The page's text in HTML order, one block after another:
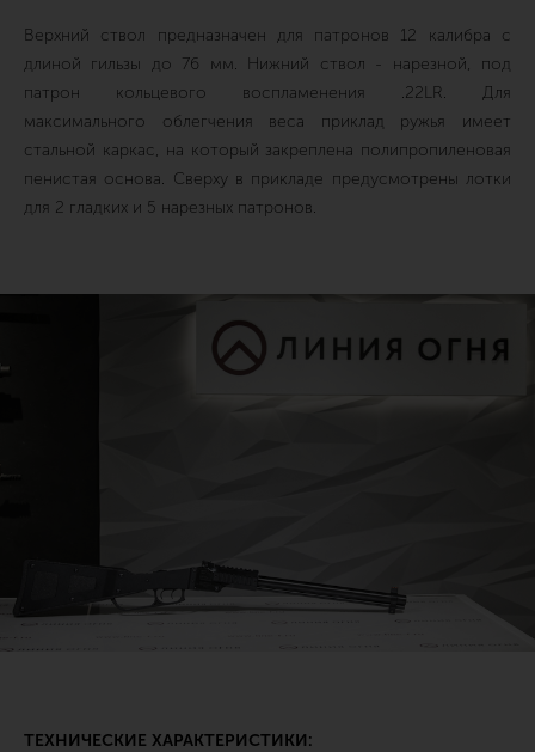
Верхний ствол предназначен для патронов 12 калибра с
длиной гильзы до 76 мм. Нижний ствол - нарезной, под
патрон кольцевого воспламенения .22LR. Для
максимального облегчения веса приклад ружья имеет
стальной каркас, на который закреплена полипропиленовая
пенистая основа. Сверху в прикладе предусмотрены лотки
для 2 гладких и 5 нарезных патронов.
ТЕХНИЧЕСКИЕ ХАРАКТЕРИСТИКИ: